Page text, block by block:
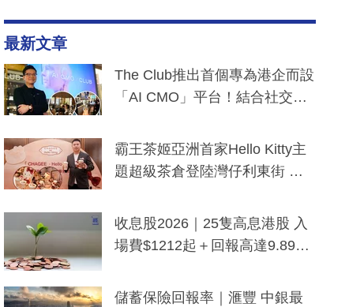
最新文章
The Club推出首個專為港企而設
「AI CMO」平台！結合社交聆
分鐘生成「貼地」宣傳短片
霸王茶姬亞洲首家Hello Kitty主
題超級茶倉登陸灣仔利東街 推
y及香港限定特調系列
收息股2026｜25隻高息港股 入
場費$1212起＋回報高達9.89
儲蓄保險回報率｜滙豐 中銀最